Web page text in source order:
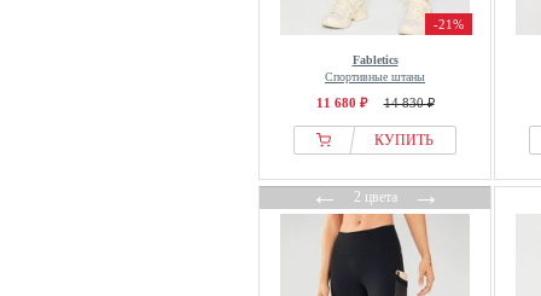
-21%
Fabletics
Спортивные штаны
11 680 ₽ 14 830 ₽
КУПИТЬ
←2 цвета→